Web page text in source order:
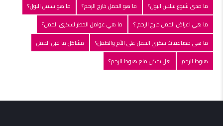
ما مدى شيوع سلس البول؟
ما هو الحمل خارج الرحم؟
ما هو سلس البول؟
ما هي اعراض الحمل خارج الرحم ؟
ما هي عوامل الخطر لسكري الحمل؟
ما هي مضاعفات سكري الحمل على الأم والطفل؟
مشاكل ما قبل الحمل
هبوط الرحم
هل يمكن منع هبوط الرحم؟